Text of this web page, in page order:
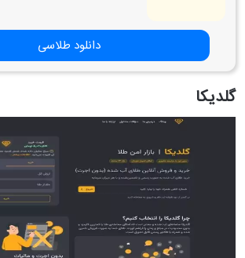
دانلود طلاسی
گلدیکا